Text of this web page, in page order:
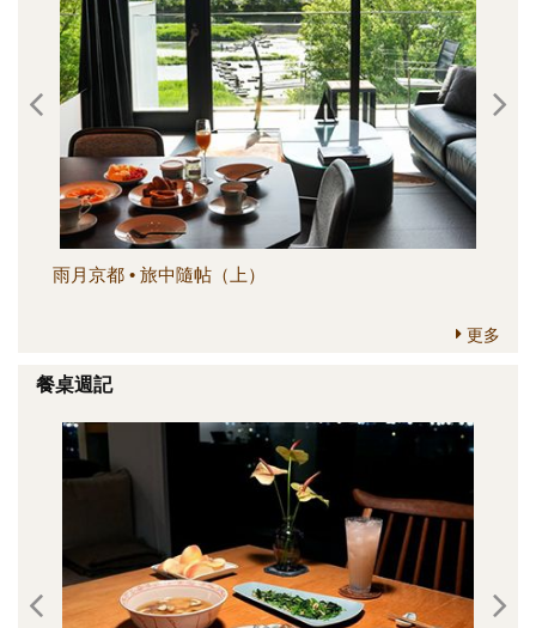
活動實況記錄
媒體報導一覽
合作與代言
訂閱電子報
雨月京都 • 旅中隨帖（上）
更多
餐桌週記